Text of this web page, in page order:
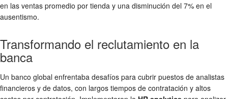
en las ventas promedio por tienda y una disminución del 7% en el
ausentismo.
Transformando el reclutamiento en la
banca
Un banco global enfrentaba desafíos para cubrir puestos de analistas
financieros y de datos, con largos tiempos de contratación y altos